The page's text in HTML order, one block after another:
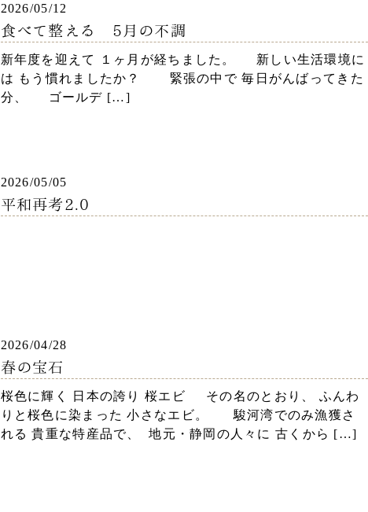
2026/05/12
食べて整える 5月の不調
新年度を迎えて １ヶ月が経ちました。 新しい生活環境に
は もう慣れましたか？ 緊張の中で 毎日がんばってきた
分、 ゴールデ […]
2026/05/05
平和再考2.0
2026/04/28
春の宝石
桜色に輝く 日本の誇り 桜エビ その名のとおり、 ふんわ
りと桜色に染まった 小さなエビ。 駿河湾でのみ漁獲さ
れる 貴重な特産品で、 地元・静岡の人々に 古くから […]